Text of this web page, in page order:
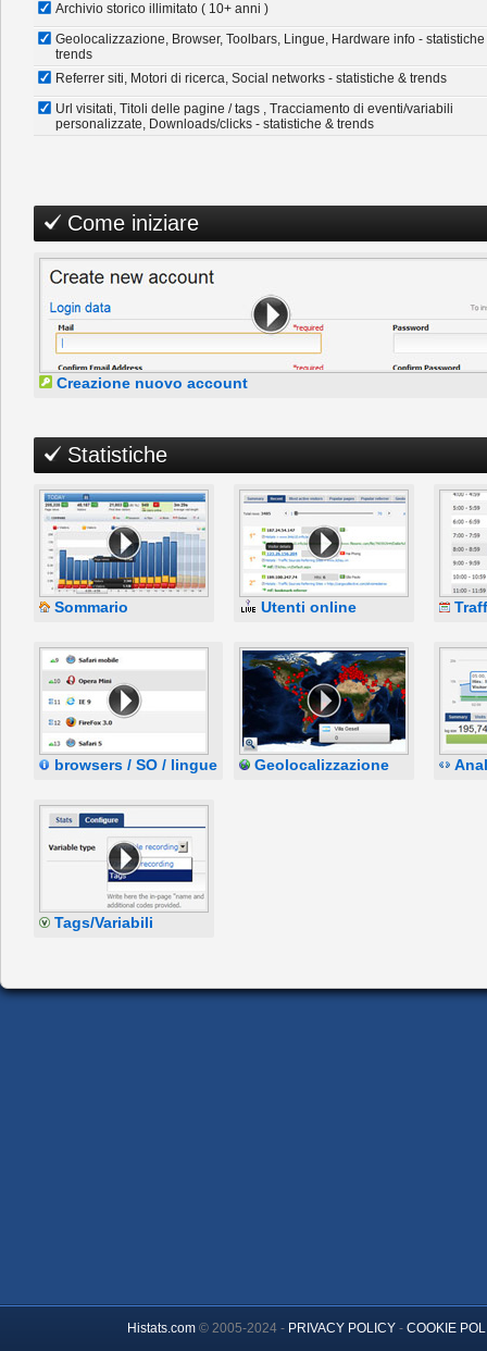
Archivio storico illimitato ( 10+ anni )
Geolocalizzazione, Browser, Toolbars, Lingue, Hardware info - statistiche
trends
Referrer siti, Motori di ricerca, Social networks - statistiche & trends
Url visitati, Titoli delle pagine / tags , Tracciamento di eventi/variabili
personalizzate, Downloads/clicks - statistiche & trends
Come iniziare
Creazione nuovo account
Statistiche
Sommario Utenti online
browsers / SO / lingue Geolocalizzazione
Tags/Variabili
Histats.com© 2005-2024 - PRIVACY POLICY- COOKIE